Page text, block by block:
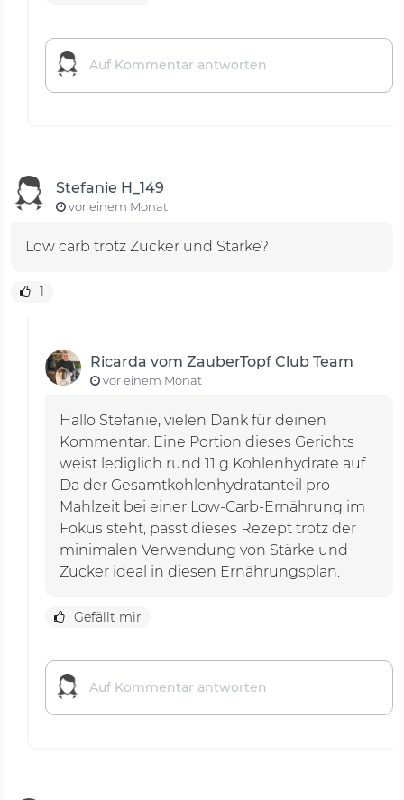
Stefanie H_149
vor einem Monat
Low carb trotz Zucker und Stärke?
1
Ricarda vom ZauberTopf Club Team
vor einem Monat
Hallo Stefanie, vielen Dank für deinen
Kommentar. Eine Portion dieses Gerichts
weist lediglich rund 11 g Kohlenhydrate auf.
Da der Gesamtkohlenhydratanteil pro
Mahlzeit bei einer Low-Carb-Ernährung im
Fokus steht, passt dieses Rezept trotz der
minimalen Verwendung von Stärke und
Zucker ideal in diesen Ernährungsplan.
Gefällt mir